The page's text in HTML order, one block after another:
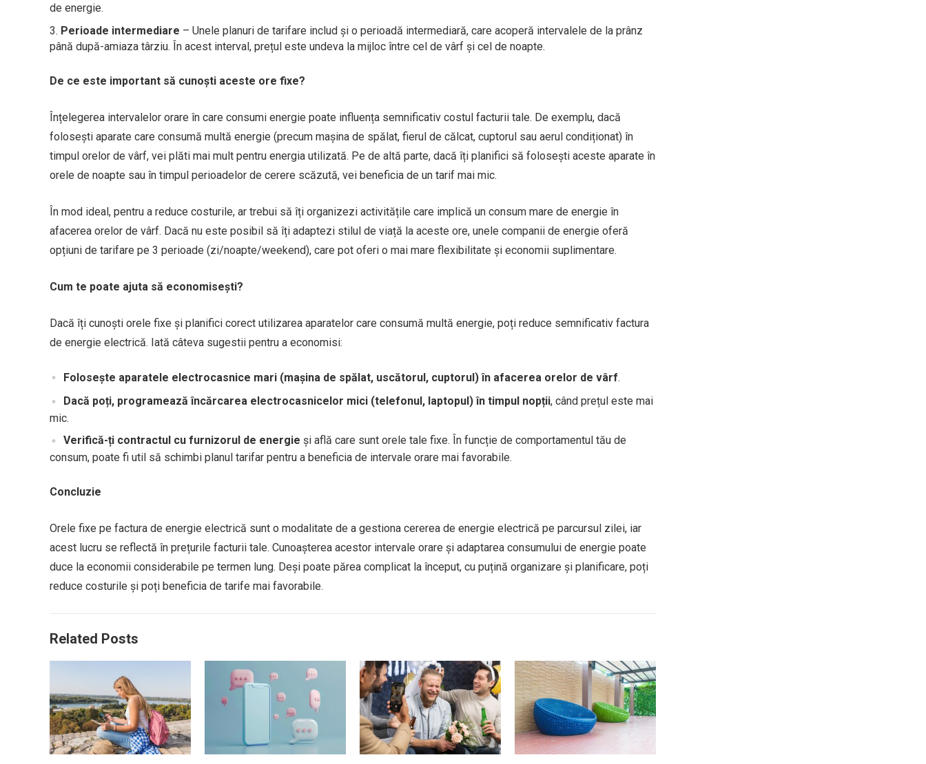
de energie.
Perioade intermediare – Unele planuri de tarifare includ și o perioadă intermediară, care acoperă intervalele de la prânz
până după-amiaza târziu. În acest interval, prețul este undeva la mijloc între cel de vârf și cel de noapte.
De ce este important să cunoști aceste ore fixe?
Înțelegerea intervalelor orare în care consumi energie poate influența semnificativ costul facturii tale. De exemplu, dacă
folosești aparate care consumă multă energie (precum mașina de spălat, fierul de călcat, cuptorul sau aerul condiționat) în
timpul orelor de vârf, vei plăti mai mult pentru energia utilizată. Pe de altă parte, dacă îți planifici să folosești aceste aparate în
orele de noapte sau în timpul perioadelor de cerere scăzută, vei beneficia de un tarif mai mic.
În mod ideal, pentru a reduce costurile, ar trebui să îți organizezi activitățile care implică un consum mare de energie în
afacerea orelor de vârf. Dacă nu este posibil să îți adaptezi stilul de viață la aceste ore, unele companii de energie oferă
opțiuni de tarifare pe 3 perioade (zi/noapte/weekend), care pot oferi o mai mare flexibilitate și economii suplimentare.
Cum te poate ajuta să economisești?
Dacă îți cunoști orele fixe și planifici corect utilizarea aparatelor care consumă multă energie, poți reduce semnificativ factura
de energie electrică. Iată câteva sugestii pentru a economisi:
Folosește aparatele electrocasnice mari (mașina de spălat, uscătorul, cuptorul) în afacerea orelor de vârf.
Dacă poți, programează încărcarea electrocasnicelor mici (telefonul, laptopul) în timpul nopții, când prețul este mai
mic.
Verifică-ți contractul cu furnizorul de energie și află care sunt orele tale fixe. În funcție de comportamentul tău de
consum, poate fi util să schimbi planul tarifar pentru a beneficia de intervale orare mai favorabile.
Concluzie
Orele fixe pe factura de energie electrică sunt o modalitate de a gestiona cererea de energie electrică pe parcursul zilei, iar
acest lucru se reflectă în prețurile facturii tale. Cunoașterea acestor intervale orare și adaptarea consumului de energie poate
duce la economii considerabile pe termen lung. Deși poate părea complicat la început, cu puțină organizare și planificare, poți
reduce costurile și poți beneficia de tarife mai favorabile.
Related Posts